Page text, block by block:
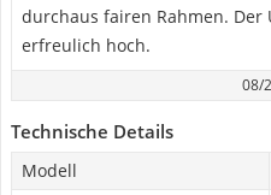
durchaus fairen Rahmen. Der
erfreulich hoch.
08/
Technische Details
Modell